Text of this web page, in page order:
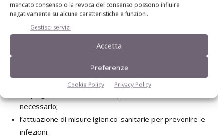
mancato consenso o la revoca del consenso possono influire
negativamente su alcune caratteristiche e funzioni.
Gestisci servizi
Accetta
Preferenze
Cookie Policy Privacy Policy
Peruso improprio , infatti, intendiamo:
l’impiego di antibiotici di importanza critica quando sono
disponibili altri antibiotici di minore importanza;
l’interruzione della terapia antibiotica alla regressione
dei sintomi;
necessario;
l’attuazione di misure igienico-sanitarie per prevenire le
infezioni.